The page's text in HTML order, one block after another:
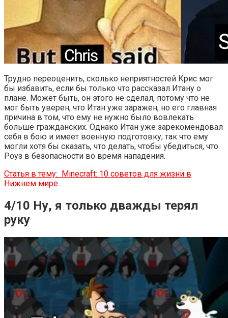
Трудно переоценить, сколько неприятностей Крис мог
бы избавить, если бы только что рассказал Итану о
плане. Может быть, он этого не сделал, потому что не
мог быть уверен, что Итан уже заражен, но его главная
причина в том, что ему не нужно было вовлекать
больше гражданских. Однако Итан уже зарекомендовал
себя в бою и имеет военную подготовку, так что ему
могли хотя бы сказать, что делать, чтобы убедиться, что
Роуз в безопасности во время нападения.
Статья в тему: Minecraft: 10 советов для жизни в
Нижнем мире
4/10 Ну, я только дважды терял
руку